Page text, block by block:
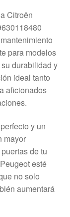
Citroën
para modelos
durabilidad y
ideal tanto
aficionados
y un
mayor
de tu
esté
no solo
aumentará